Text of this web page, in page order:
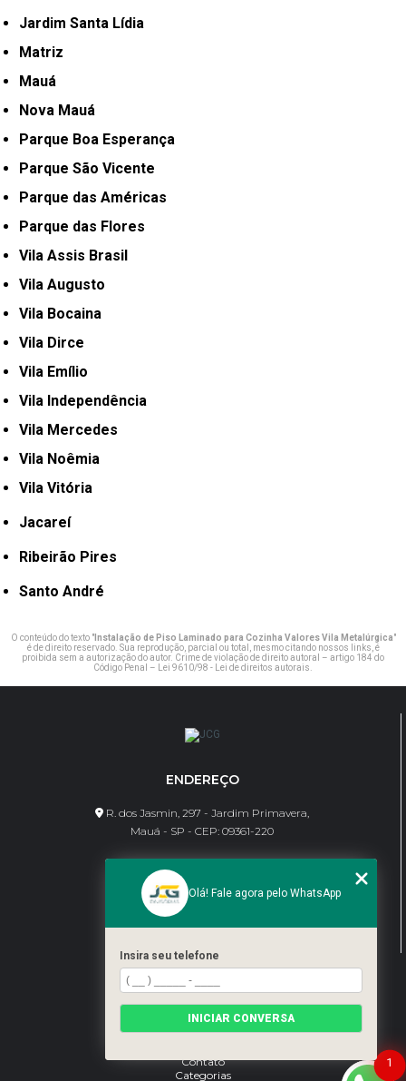
Jardim Santa Lídia
Matriz
Mauá
Nova Mauá
Parque Boa Esperança
Parque São Vicente
Parque das Américas
Parque das Flores
Vila Assis Brasil
Vila Augusto
Vila Bocaina
Vila Dirce
Vila Emílio
Vila Independência
Vila Mercedes
Vila Noêmia
Vila Vitória
Jacareí
Ribeirão Pires
Santo André
O conteúdo do texto "Instalação de Piso Laminado para Cozinha Valores Vila Metalúrgica"
é de direito reservado. Sua reprodução, parcial ou total, mesmo citando nossos links, é
proibida sem a autorização do autor. Crime de violação de direito autoral – artigo 184 do
Código Penal –
Lei 9610/98 - Lei de direitos autorais
ENDEREÇO
R. dos Jasmin, 297 - Jardim Primavera,
Mauá - SP - CEP: 09361-220
CONTATO
(11) 95462-8630
bene@jcgdivisorias.com
Home
Sobre Nós
Serviços
Contato
Categorias
1
Olá! Fale agora pelo WhatsApp
Insira seu telefone
INICIAR CONVERSA